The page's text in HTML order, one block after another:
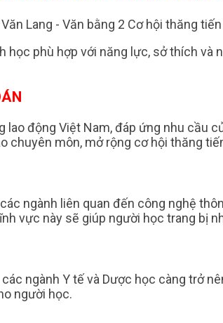
học phù hợp với năng lực, sở thích
động Việt Nam, đáp ứng nhu cầu
chuyên môn, mở rộng cơ hội thăng
ngành liên quan đến công nghệ
vực này sẽ giúp người học trang bị
ngành Y tế và Dược học càng trở
người học.